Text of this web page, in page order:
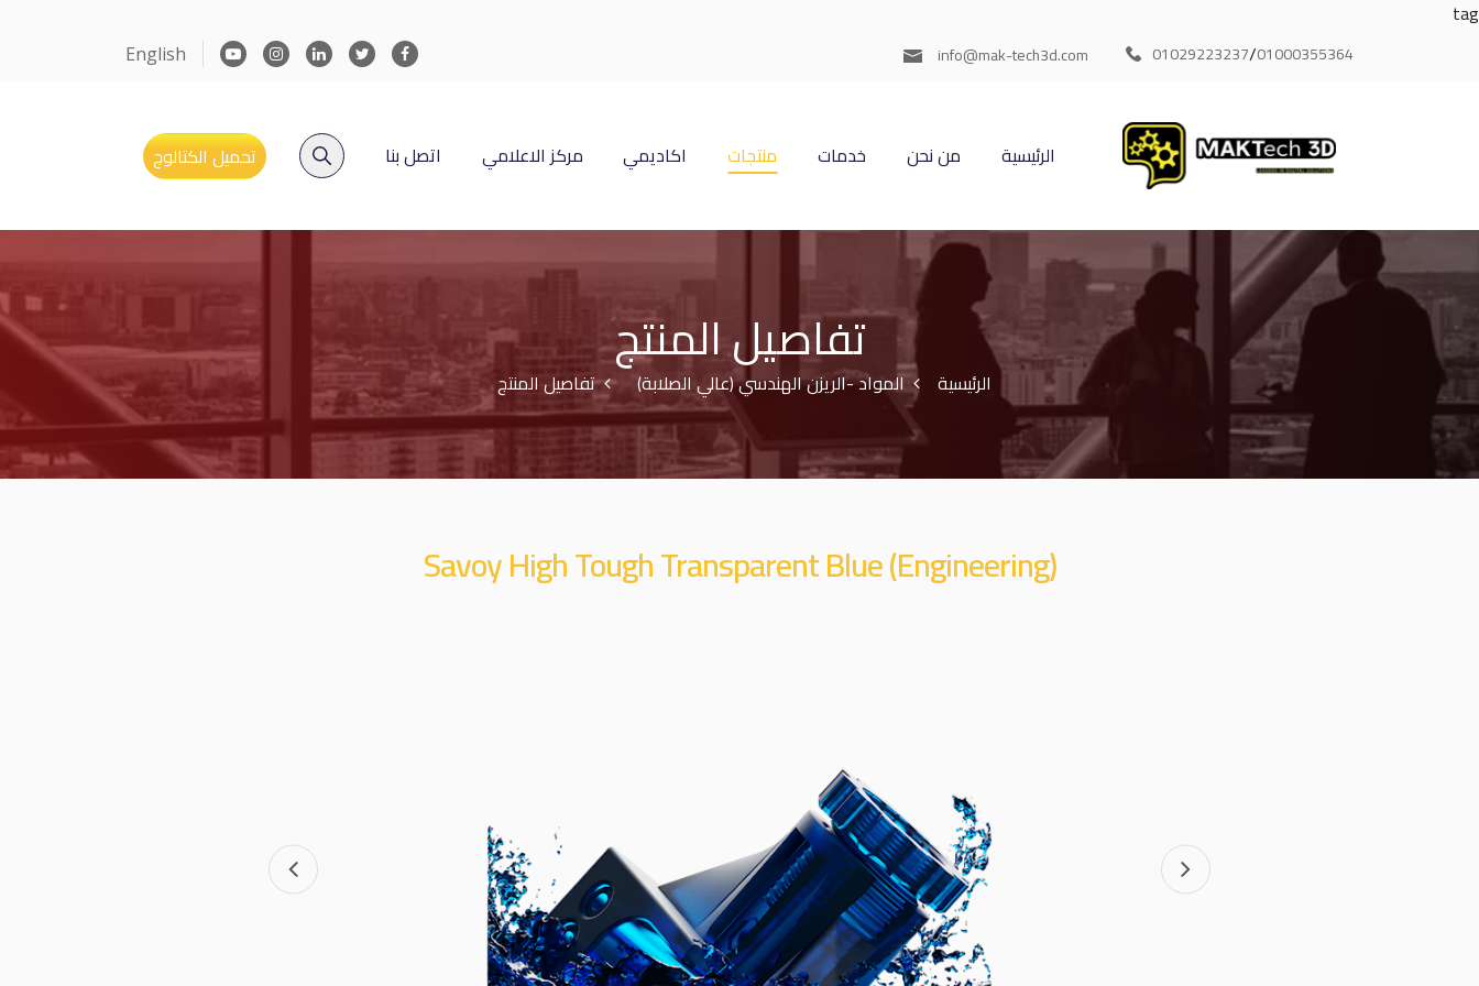
tag
01029223237/01000355364
info@mak-tech3d.com
English
الرئيسية من نحن خدمات منتجات اكاديمي مركز الاعلامي اتصل بنا تحميل الكتالوج
تفاصيل المنتج
الرئيسية المواد -الريزن الهندسي (عالي الصلابة) تفاصيل المنتج
Savoy High Tough Transparent Blue (Engineering)